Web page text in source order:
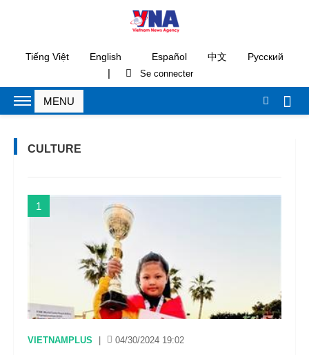
Tiếng Việt English Español 中文 Русский
|
CULTURE
1
VIETNAMPLUS 04/30/2024 19:02